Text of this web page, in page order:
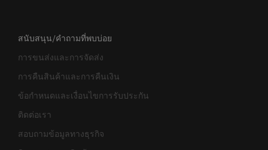
สนับสนุน/คำถามที่พบบ่อย
การขนส่งและการจัดส่ง
การคืนสินค้าและการคืนเงิน
ข้อกำหนดและเงื่อนไขการรับประกัน
ติดต่อเรา
สอบถามข้อมูลทางธุรกิจ